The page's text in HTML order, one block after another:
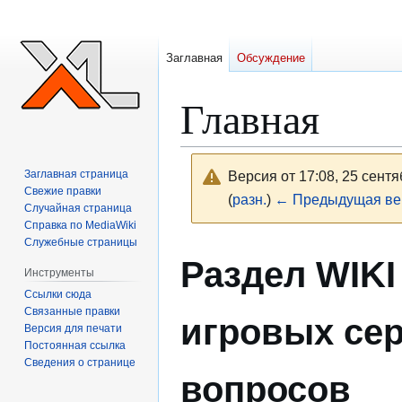
Главная
Версия от 17:08, 25
(разн.) ← Предыдущая
навигации
поиску
Раздел
игровых
вопросов
Заглавная Обсуждение
Заглавная страница
Свежие правки
Случайная страница
Справка по MediaWiki
Служебные страницы
Инструменты
Ссылки сюда
Связанные правки
Версия для печати
Постоянная ссылка
Сведения о странице